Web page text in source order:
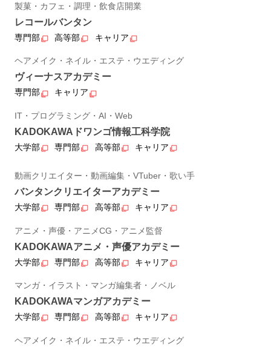
製菓・カフェ・調理・飲食店開業
レコールバンタン
専門部 高等部 キャリア
ヘアメイク・ネイル・エステ・ウエディング
ヴィーナスアカデミー
専門部 キャリア
IT・プログラミング・AI・Web
KADOKAWAドワンゴ情報工科学院
大学部 専門部 高等部 キャリア
動画クリエイター・動画編集・VTuber・歌い手
バンタンクリエイターアカデミー
大学部 専門部 高等部 キャリア
アニメ・声優・アニメCG・アニメ監督
KADOKAWAアニメ・声優アカデミー
大学部 専門部 高等部 キャリア
マンガ・イラスト・マンガ編集者・ノベル
KADOKAWAマンガアカデミー
大学部 専門部 高等部 キャリア
ヘアメイク・ネイル・エステ・ウエディング